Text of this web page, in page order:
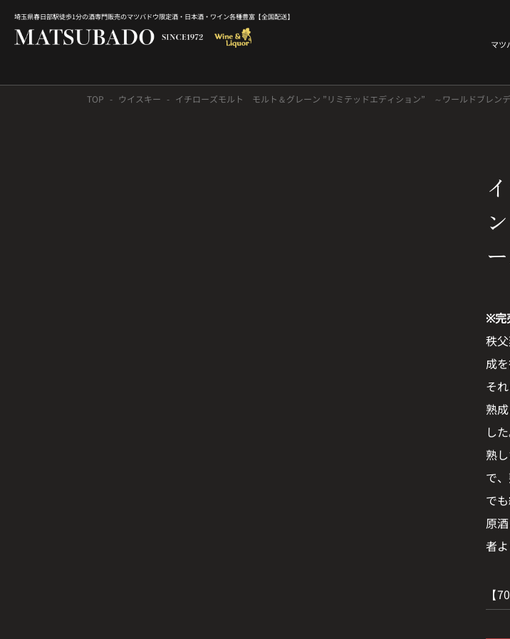
埼玉県春日部駅徒歩1分の酒専門販売のマツバドウ限定酒・日本酒・ワイン各種豊富【全国配送】
マツ
TOP ウイスキー イチローズモルト モルト＆グレーン ”リミテッドエディション” ～ワールドブレン
※完
秩
成
そ
熟
した
熟
で
で
原
者よ
【